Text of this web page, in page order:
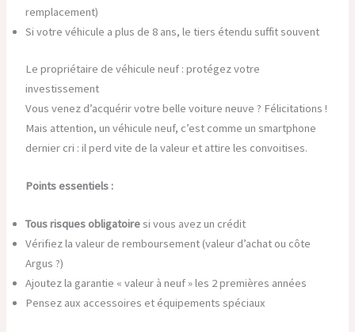
remplacement)
Si votre véhicule a plus de 8 ans, le tiers étendu suffit souvent
Le propriétaire de véhicule neuf : protégez votre
investissement
Vous venez d’acquérir votre belle voiture neuve ? Félicitations !
Mais attention, un véhicule neuf, c’est comme un smartphone
dernier cri : il perd vite de la valeur et attire les convoitises.
Points essentiels :
Tous risques obligatoiresi vous avez un crédit
Vérifiez la valeur de remboursement (valeur d’achat ou côte
Argus ?)
Ajoutez la garantie « valeur à neuf » les 2 premières années
Pensez aux accessoires et équipements spéciaux